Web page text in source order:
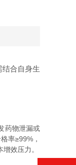
结合自身生
药物泄漏或
率≥99%，
效压力。